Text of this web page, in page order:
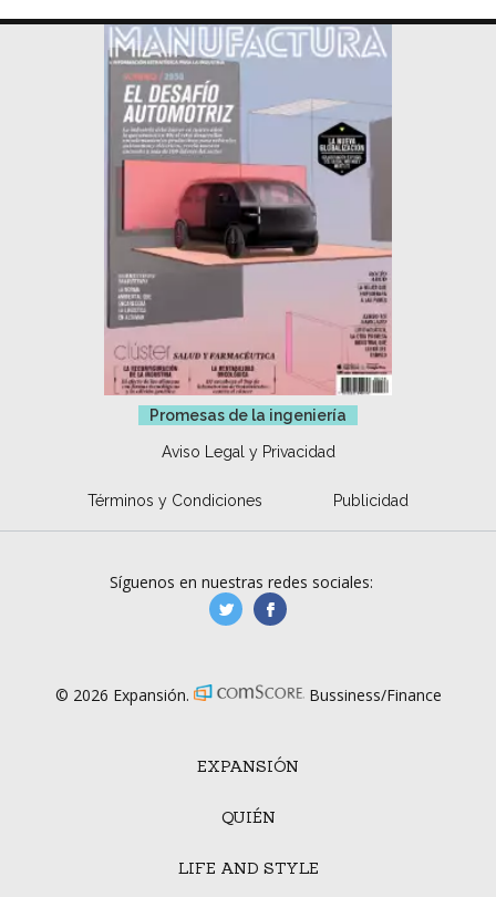
Promesas de la ingeniería
Aviso Legal y Privacidad
Términos y Condiciones Publicidad
EXPANSIÓN
QUIÉN
LIFE AND STYLE
Síguenos en nuestras redes sociales:
manufacturaGE
© 2026 Expansión. Bussiness/Finance